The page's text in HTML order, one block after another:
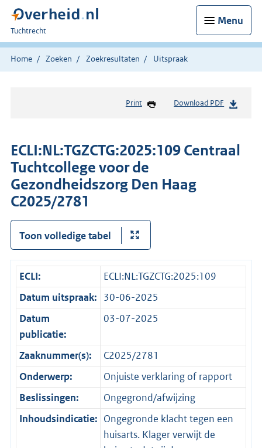
Menu
U
bent
hier:
Tuchtrecht
Home Zoeken Zoekresultaten Uitspraak
Print Download PDF
ECLI:NL:TGZCTG:2025:109 Centraal
Tuchtcollege voor de
Gezondheidszorg Den Haag
C2025/2781
Toon volledige tabel
ECLI:
ECLI:NL:TGZCTG:2025:109
Datum uitspraak: 30-06-2025
Datum
publicatie:
03-07-2025
Zaaknummer(s):
C2025/2781
Onderwerp:
Onjuiste verklaring of rapport
Beslissingen:
Ongegrond/afwijzing
Inhoudsindicatie: Ongegronde klacht tegen een
huisarts. Klager verwijt de